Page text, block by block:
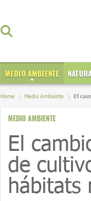
MEDIO AMBIENTE
Home Medio Ambiente El
MEDIO AMBIENTE
El
de
hábitats